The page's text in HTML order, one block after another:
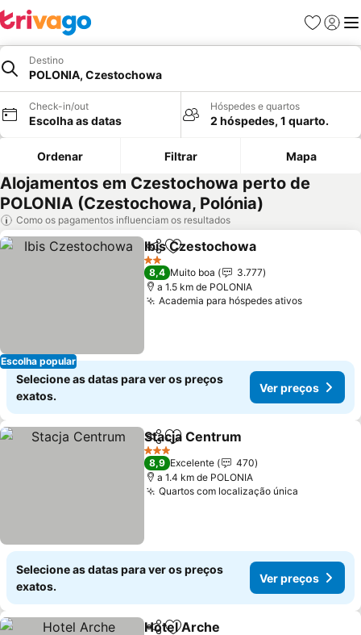
Favoritos
Iniciar
Destino
POLONIA, Czestochowa
Check-in/out
Escolha as datas
Hóspedes e quartos
2 hóspedes, 1 quarto.
Ordenar Filtrar Mapa
Alojamentos em Czestochowa perto de
POLONIA (Czestochowa, Polónia)
Como os pagamentos influenciam os resultados
Escolha popular
PartilharAdicionar aos favoritos
Ibis Czestochowa
2 Estrelas
8,4 Muito boa
3.777
a 1.5 km de POLONIA
Academia para hóspedes ativos
Selecione as datas para ver os preços
exatos.
Ver preços
PartilharAdicionar aos favoritos
Stacja Centrum
3 Estrelas
8,9 Excelente
470
a 1.4 km de POLONIA
Quartos com localização única
Selecione as datas para ver os preços
exatos.
Ver preços
Hotel Arche